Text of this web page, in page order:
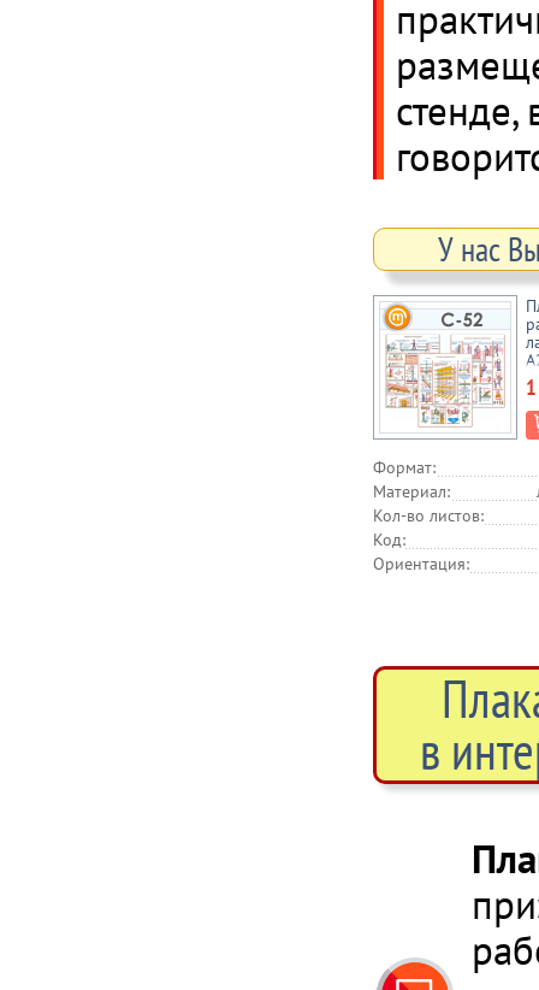
стенде,
У нас
Формат:
Материал:
Кол-во листов:
Код:
Ориентация:
в